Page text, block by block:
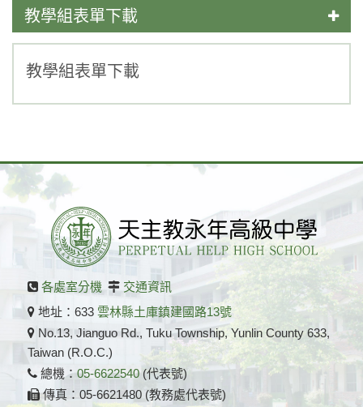
教學組表單下載
1142段考命題表
公開授課實施計畫
教學組表單下載
各處室分機
交通資訊
地址：633 雲林縣土庫鎮建國路13號
No.13, Jianguo Rd., Tuku Township, Yunlin County 633,
Taiwan (R.O.C.)
總機：05-6622540(代表號)
傳真：05-6621480 (教務處代表號)